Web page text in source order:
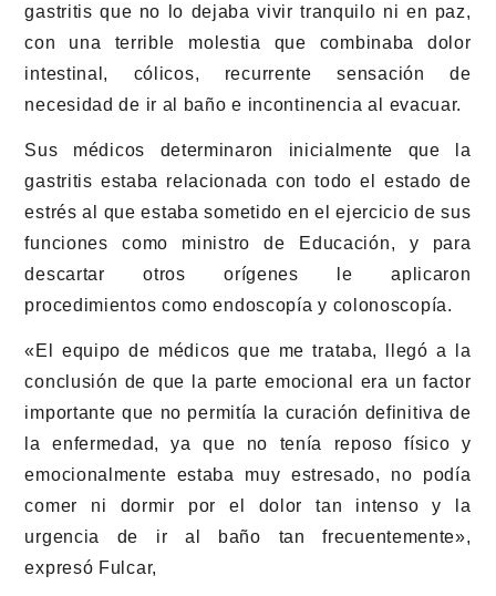
gastritis que no lo dejaba vivir tranquilo ni en paz,
con una terrible molestia que combinaba dolor
intestinal, cólicos, recurrente sensación de
necesidad de ir al baño e incontinencia al evacuar.
Sus médicos determinaron inicialmente que la
gastritis estaba relacionada con todo el estado de
estrés al que estaba sometido en el ejercicio de sus
funciones como ministro de Educación, y para
descartar otros orígenes le aplicaron
procedimientos como endoscopía y colonoscopía.
«El equipo de médicos que me trataba, llegó a la
conclusión de que la parte emocional era un factor
importante que no permitía la curación definitiva de
la enfermedad, ya que no tenía reposo físico y
emocionalmente estaba muy estresado, no podía
comer ni dormir por el dolor tan intenso y la
urgencia de ir al baño tan frecuentemente»,
expresó Fulcar,